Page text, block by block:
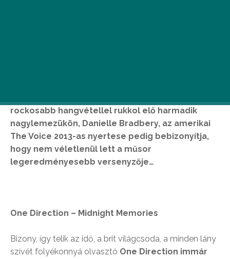
rockosabb hangvétellel rukkol elő harmadik
nagylemezükön, Danielle Bradbery, az amerikai
The Voice 2013-as nyertese pedig bebizonyítja,
hogy nem véletlenül lett a műsor
legeredményesebb versenyzője…
One Direction – Midnight Memories
Bizony, így telik az idő, a brit világcsoda, a minden lány
szívét folyékonnyá olvasztó One Direction immár